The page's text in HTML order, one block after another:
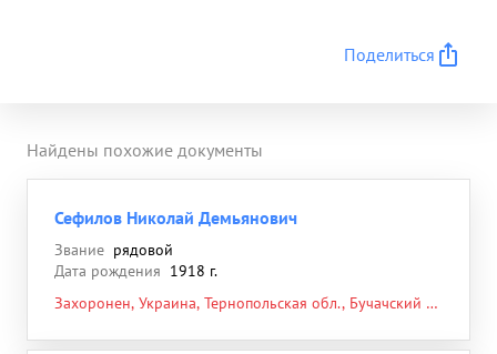
Поделиться
Найдены похожие документы
Сефилов Николай Демьянович
Звание рядовой
Дата рождения 1918 г.
Захоронен, Украина, Тернопольская обл., Бучачский р-
часть городского кладбища, 07.07.1944